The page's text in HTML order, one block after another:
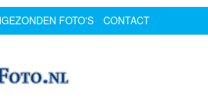
FOTO'S
CONTACT